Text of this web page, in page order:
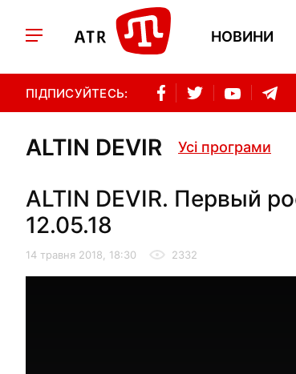
НОВИНИ
ПІДПИСУЙТЕСЬ:
ALTIN DEVIR Усі програми
ALTIN DEVIR. Первый
12.05.18
14 травня 2018, 18:30 2332